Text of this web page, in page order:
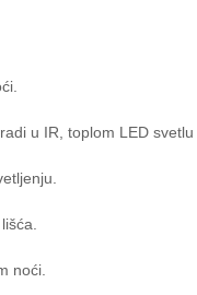
u IR, toplom LED
noći.